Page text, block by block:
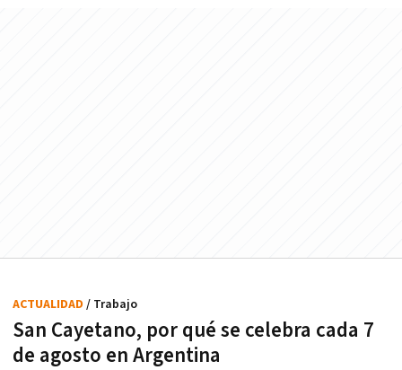
San Cayetano, por qué se celebra cada 7
de agosto en Argentina
ACTUALIDAD / Trabajo